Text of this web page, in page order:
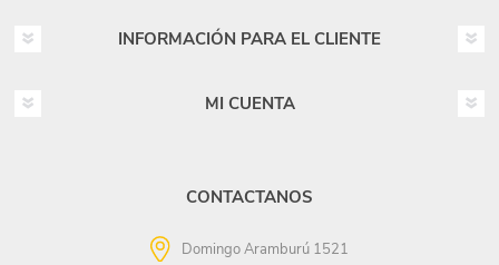
INFORMACIÓN PARA EL CLIENTE
MI CUENTA
CONTACTANOS
Domingo Aramburú 1521